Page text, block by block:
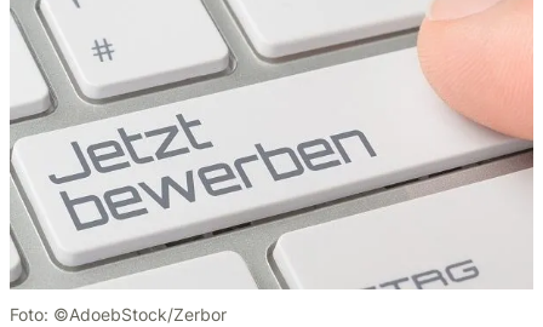
Foto: ©AdoebStock/Zerbor